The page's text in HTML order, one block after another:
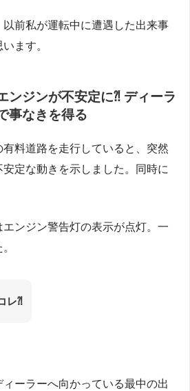
前私が運転中に遭遇した出来事
ます。
ンジンが不安定に⁈ ディーラ
事なきを得る
料道路を走行していると、突然
定な動きを示しました。同時に
ンジン警告灯の表示が点灯。一
レ⁈
ーラーへ向かっている最中の出